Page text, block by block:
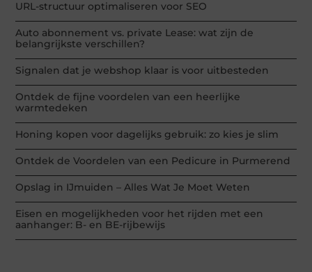
URL-structuur optimaliseren voor SEO
Auto abonnement vs. private Lease: wat zijn de
belangrijkste verschillen?
Signalen dat je webshop klaar is voor uitbesteden
Ontdek de fijne voordelen van een heerlijke
warmtedeken
Honing kopen voor dagelijks gebruik: zo kies je slim
Ontdek de Voordelen van een Pedicure in Purmerend
Opslag in IJmuiden – Alles Wat Je Moet Weten
Eisen en mogelijkheden voor het rijden met een
aanhanger: B- en BE-rijbewijs